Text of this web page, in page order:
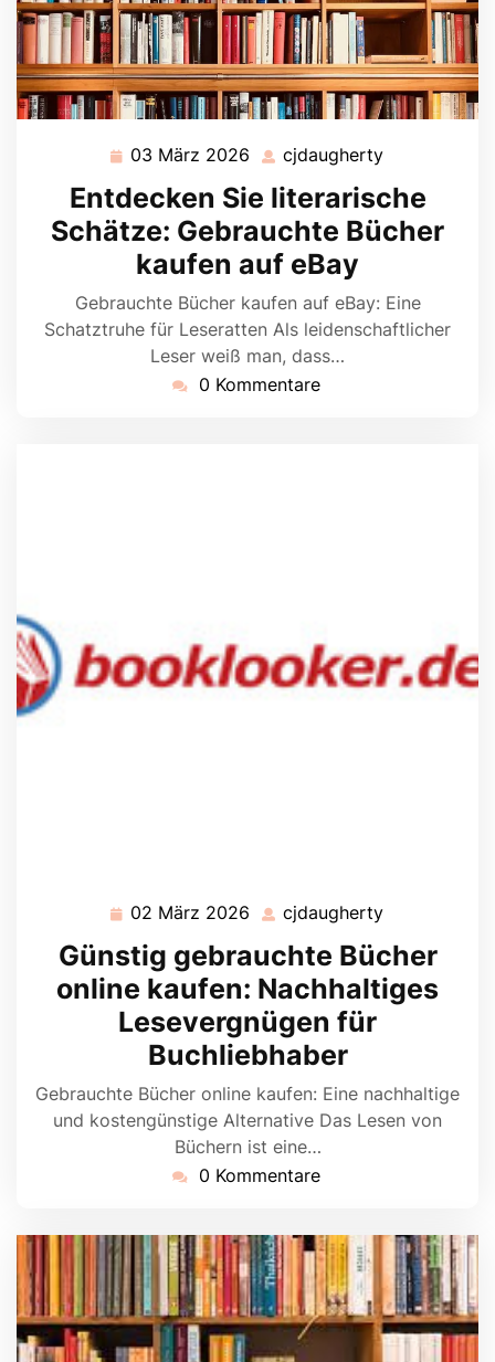
03 März 2026 03
März
2026
cjdaugherty
Entdecken Sie literarische
Schätze: Gebrauchte Bücher
kaufen auf eBay
Gebrauchte Bücher kaufen auf eBay: Eine
Schatztruhe für Leseratten Als leidenschaftlicher
Leser weiß man, dass…
0 Kommentare
02 März 2026 02
März
2026
cjdaugherty
Günstig gebrauchte Bücher
online kaufen: Nachhaltiges
Lesevergnügen für
Buchliebhaber
Gebrauchte Bücher online kaufen: Eine nachhaltige
und kostengünstige Alternative Das Lesen von
Büchern ist eine…
0 Kommentare